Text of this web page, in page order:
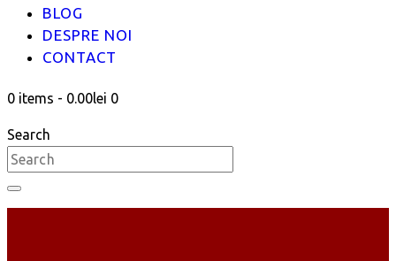
BLOG
DESPRE NOI
CONTACT
0 items - 0.00lei 0
Search